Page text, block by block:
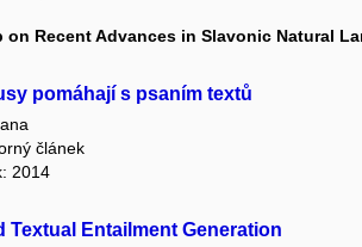
on Recent Advances in Slavonic Natural
pomáhají s psaním textů
článek
2014
Textual Entailment Generation